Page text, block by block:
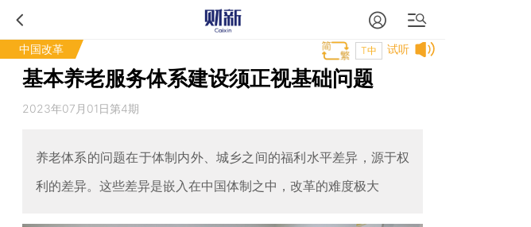
中国改革 试听
T中
基本养老服务体系建设须正视基础问题
2023年07月01日第4期
养老体系的问题在于体制内外、城乡之间的福利水平差异，源于权
利的差异。这些差异是嵌入在中国体制之中，改革的难度极大